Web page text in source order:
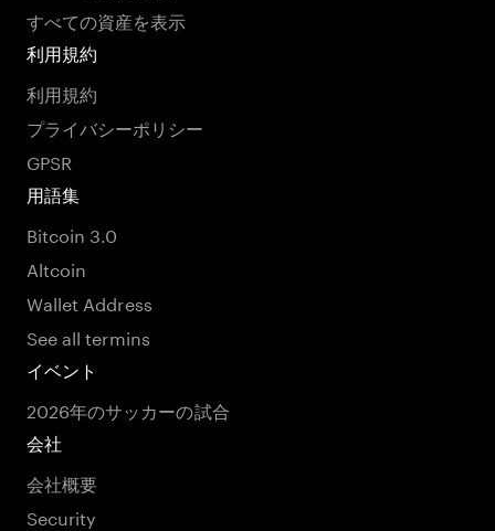
すべての資産を表示
利用規約
利用規約
プライバシーポリシー
GPSR
用語集
Bitcoin 3.0
Altcoin
Wallet Address
See all termins
イベント
2026年のサッカーの試合
会社
会社概要
Security